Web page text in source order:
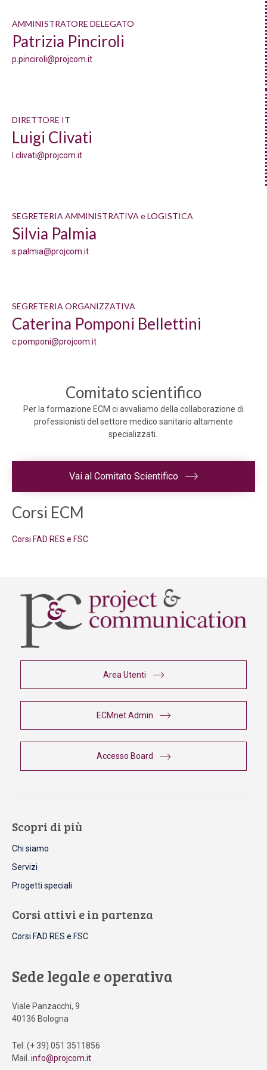
AMMINISTRATORE DELEGATO
Patrizia Pinciroli
p.pinciroli@projcom.it
DIRETTORE IT
Luigi Clivati
l.clivati@projcom.it
SEGRETERIA AMMINISTRATIVA e LOGISTICA
Silvia Palmia
s.palmia@projcom.it
SEGRETERIA ORGANIZZATIVA
Caterina Pomponi Bellettini
c.pomponi@projcom.it
Comitato scientifico
Per la formazione ECM ci avvaliamo della collaborazione di
professionisti del settore medico sanitario altamente
specializzati.
Vai al Comitato Scientifico
Corsi ECM
Corsi FAD RES e FSC
Area Utenti
ECMnet Admin
Accesso Board
Scopri di più
Chi siamo
Servizi
Progetti speciali
Corsi attivi e in partenza
Corsi FAD RES e FSC
Sede legale e operativa
Viale Panzacchi, 9
40136 Bologna
Tel. (+ 39) 051 3511856
Mail. info@projcom.it